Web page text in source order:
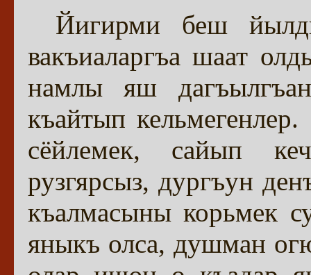
Йигирми беш
вакъиаларгъа шаат
намлы яш
къайтып
сёйлемек, сайып
рузгярсыз, дургъун
къалмасыны корьмек
яныкъ олса, душман